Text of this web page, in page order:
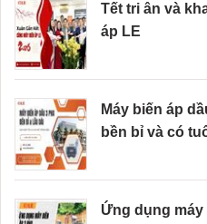
Tết tri ân và
áp LE
Máy biến áp
bền bỉ và có
Ứng dụng